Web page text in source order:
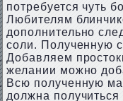
потребуется чуть
Любителям
дополнительно
соли. Полученную
Добавляем
желании можно
Всю полученную
должна получиться